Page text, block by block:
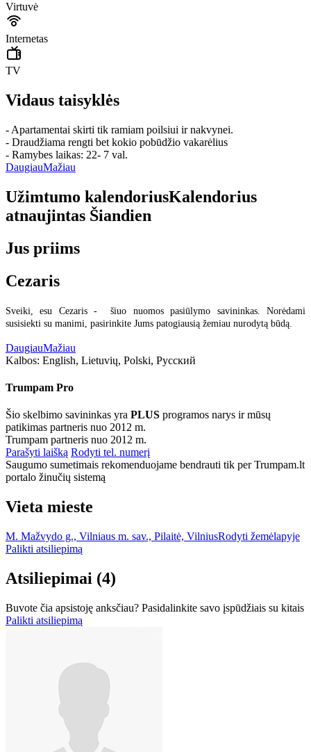
Virtuvė
Internetas
TV
Vidaus taisyklės
- Apartamentai skirti tik ramiam poilsiui ir nakvynei.
- Draudžiama rengti bet kokio pobūdžio vakarėlius
- Ramybes laikas: 22- 7 val.
DaugiauMažiau
Užimtumo kalendoriusKalendorius
atnaujintas Šiandien
Jus priims
Cezaris
Sveiki, esu Cezaris - šiuo nuomos pasiūlymo savininkas. Norėdami
susisiekti su manimi, pasirinkite Jums patogiausią žemiau nurodytą būdą.
DaugiauMažiau
Kalbos: English, Lietuvių, Polski, Русский
Trumpam Pro
Šio skelbimo savininkas yra PLUS programos narys ir mūsų
patikimas partneris nuo 2012 m.
Trumpam partneris nuo 2012 m.
Parašyti laišką Rodyti tel. numerį
Saugumo sumetimais rekomenduojame bendrauti tik per Trumpam.lt
portalo žinučių sistemą
Vieta mieste
M. Mažvydo g., Vilniaus m. sav., Pilaitė, VilniusRodyti žemėlapyje
Palikti atsiliepimą
Atsiliepimai (4)
Buvote čia apsistoję anksčiau? Pasidalinkite savo įspūdžiais su kitais
Palikti atsiliepimą